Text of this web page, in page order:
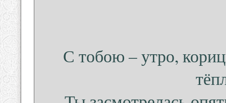
С тобою – утро,